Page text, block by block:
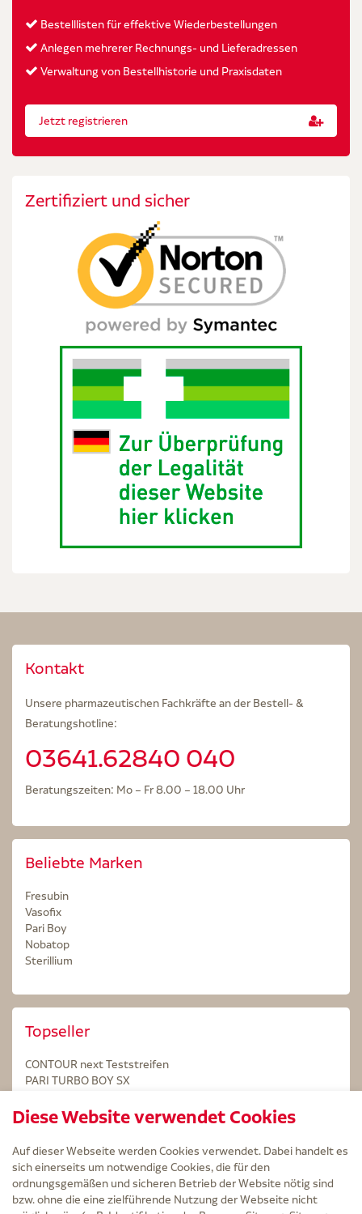
Bestelllisten für effektive Wiederbestellungen
Anlegen mehrerer Rechnungs- und Lieferadressen
Verwaltung von Bestellhistorie und Praxisdaten
Jetzt registrieren
Zertifiziert und sicher
Kontakt
Unsere pharmazeutischen Fachkräfte an der Bestell- &
Beratungshotline:
03641.62840 040
Beratungszeiten: Mo – Fr 8.00 – 18.00 Uhr
Beliebte Marken
Fresubin
Vasofix
Pari Boy
Nobatop
Sterillium
Topseller
CONTOUR next Teststreifen
PARI TURBO BOY SX
Kintex Kinesiologie Tape blau
Service
Diese Website verwendet Cookies
Auf dieser Webseite werden Cookies verwendet. Dabei handelt es
sich einerseits um notwendige Cookies, die für den
ordnungsgemäßen und sicheren Betrieb der Website nötig sind
bzw. ohne die eine zielführende Nutzung der Webseite nicht